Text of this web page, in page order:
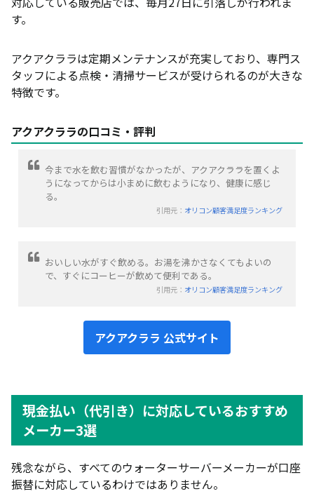
す。
アクアクララは定期メンテナンスが充実しており、専門ス
タッフによる点検・清掃サービスが受けられるのが大きな
特徴です。
アクアクララの口コミ・評判
今まで水を飲む習慣がなかったが、アクアクララを置くよ
うになってからは小まめに飲むようになり、健康に感じ
る。
引用元： オリコン顧客満足度ランキング
おいしい水がすぐ飲める。お湯を沸かさなくてもよいの
で、すぐにコーヒーが飲めて便利である。
引用元： オリコン顧客満足度ランキング
アクアクララ 公式サイト
現金払い（代引き）に対応しているおすすめ
メーカー3選
残念ながら、すべてのウォーターサーバーメーカーが口座
振替に対応しているわけではありません。